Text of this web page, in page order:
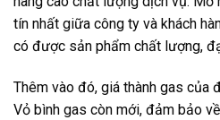
tín nhất giữa công ty và khách
có được sản phẩm chất lượng,
Thêm vào đó, giá thành gas của
Vỏ bình gas còn mới, đảm bảo